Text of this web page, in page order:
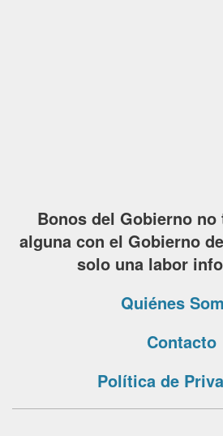
Bonos del Gobierno
alguna con el Gobierno
solo una labor
Quiénes
Contacto
Política de